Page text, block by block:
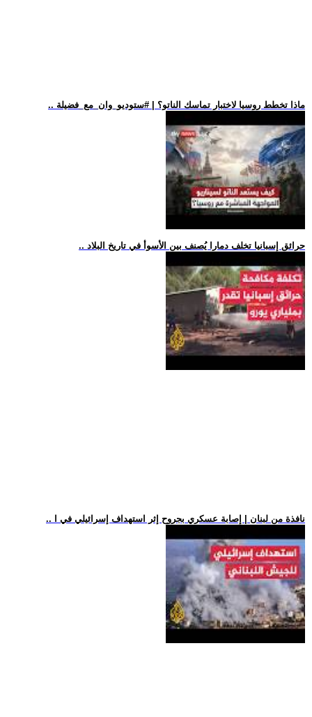
.. ماذا تخطط روسيا لاختبار تماسك الناتو؟ | #ستوديو_وان_مع_فضيلة
.. حرائق إسبانيا تخلف دمارا يُصنف بين الأسوأ في تاريخ البلاد
.. نافذة من لبنان | إصابة عسكري بجروح إثر استهداف إسرائيلي في ا